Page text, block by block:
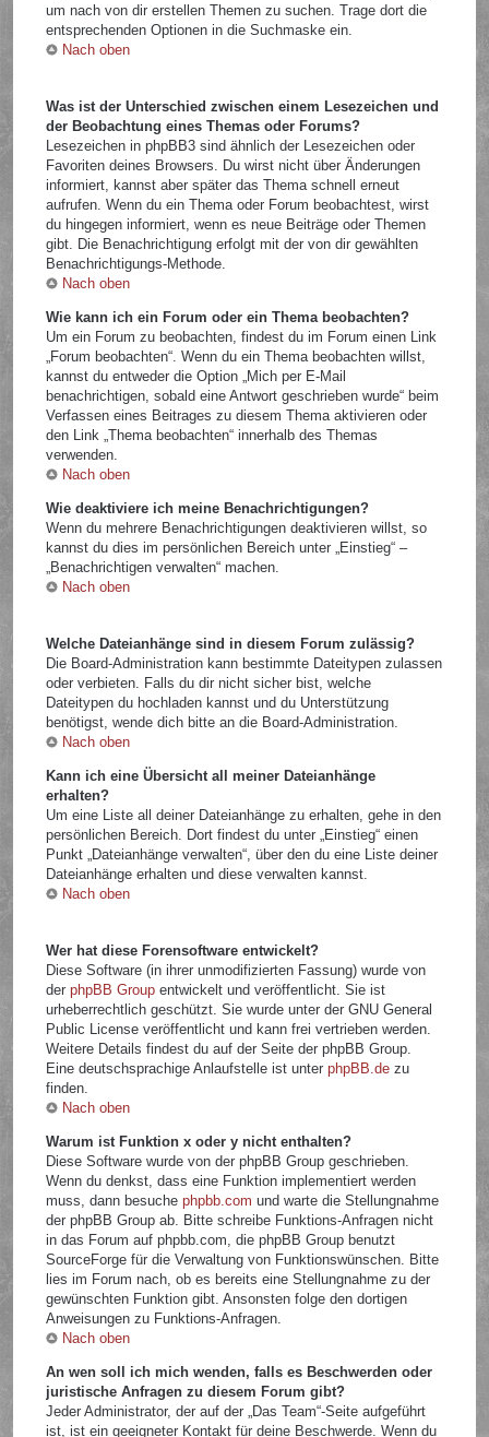
um nach von dir erstellen Themen zu suchen. Trage dort die
entsprechenden Optionen in die Suchmaske ein.
Nach oben
Was ist der Unterschied zwischen einem Lesezeichen und
der Beobachtung eines Themas oder Forums?
Lesezeichen in phpBB3 sind ähnlich der Lesezeichen oder
Favoriten deines Browsers. Du wirst nicht über Änderungen
informiert, kannst aber später das Thema schnell erneut
aufrufen. Wenn du ein Thema oder Forum beobachtest, wirst
du hingegen informiert, wenn es neue Beiträge oder Themen
gibt. Die Benachrichtigung erfolgt mit der von dir gewählten
Benachrichtigungs-Methode.
Nach oben
Wie kann ich ein Forum oder ein Thema beobachten?
Um ein Forum zu beobachten, findest du im Forum einen Link
„Forum beobachten“. Wenn du ein Thema beobachten willst,
kannst du entweder die Option „Mich per E-Mail
benachrichtigen, sobald eine Antwort geschrieben wurde“ beim
Verfassen eines Beitrages zu diesem Thema aktivieren oder
den Link „Thema beobachten“ innerhalb des Themas
verwenden.
Nach oben
Wie deaktiviere ich meine Benachrichtigungen?
Wenn du mehrere Benachrichtigungen deaktivieren willst, so
kannst du dies im persönlichen Bereich unter „Einstieg“ –
„Benachrichtigen verwalten“ machen.
Nach oben
Welche Dateianhänge sind in diesem Forum zulässig?
Die Board-Administration kann bestimmte Dateitypen zulassen
oder verbieten. Falls du dir nicht sicher bist, welche
Dateitypen du hochladen kannst und du Unterstützung
benötigst, wende dich bitte an die Board-Administration.
Nach oben
Kann ich eine Übersicht all meiner Dateianhänge
erhalten?
Um eine Liste all deiner Dateianhänge zu erhalten, gehe in den
persönlichen Bereich. Dort findest du unter „Einstieg“ einen
Punkt „Dateianhänge verwalten“, über den du eine Liste deiner
Dateianhänge erhalten und diese verwalten kannst.
Nach oben
Wer hat diese Forensoftware entwickelt?
Diese Software (in ihrer unmodifizierten Fassung) wurde von
derphpBB Group entwickelt und veröffentlicht. Sie ist
urheberrechtlich geschützt. Sie wurde unter der GNU General
Public License veröffentlicht und kann frei vertrieben werden.
Weitere Details findest du auf der Seite der phpBB Group.
Eine deutschsprachige Anlaufstelle ist unterphpBB.de zu
finden.
Nach oben
Warum ist Funktion x oder y nicht enthalten?
Diese Software wurde von der phpBB Group geschrieben.
Wenn du denkst, dass eine Funktion implementiert werden
muss, dann besuchephpbb.com und warte die Stellungnahme
der phpBB Group ab. Bitte schreibe Funktions-Anfragen nicht
in das Forum auf phpbb.com, die phpBB Group benutzt
SourceForge für die Verwaltung von Funktionswünschen. Bitte
lies im Forum nach, ob es bereits eine Stellungnahme zu der
gewünschten Funktion gibt. Ansonsten folge den dortigen
Anweisungen zu Funktions-Anfragen.
Nach oben
An wen soll ich mich wenden, falls es Beschwerden oder
juristische Anfragen zu diesem Forum gibt?
Jeder Administrator, der auf der „Das Team“-Seite aufgeführt
ist, ist ein geeigneter Kontakt für deine Beschwerde. Wenn du